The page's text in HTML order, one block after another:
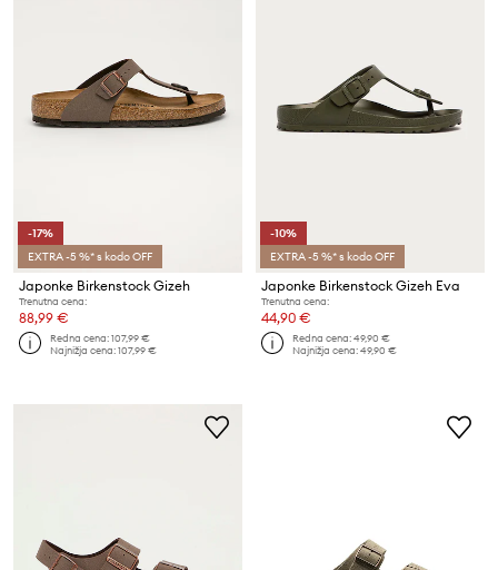
-17%
EXTRA -5 %* s kodo OFF
Japonke Birkenstock Gizeh
Trenutna cena:
88,99 €
Redna cena:107,99 €
Najnižja cena:107,99 €
-10%
EXTRA -5 %* s kodo OFF
Japonke Birkenstock Gizeh Eva
Trenutna cena:
44,90 €
Redna cena:49,90 €
Najnižja cena:49,90 €